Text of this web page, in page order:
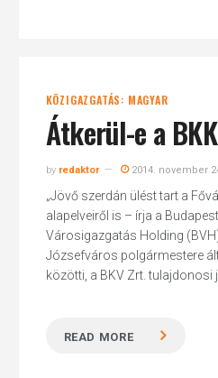
KÖZIGAZGATÁS: MAGYAR
Átkerül-e a
by redaktor 2014. november
„Jövő szerdán ülést tart a
alapelveiről is – írja a
Városigazgatás Holding
Józsefváros polgármestere
közötti, a BKV Zrt. tulajdonosi
READ MORE